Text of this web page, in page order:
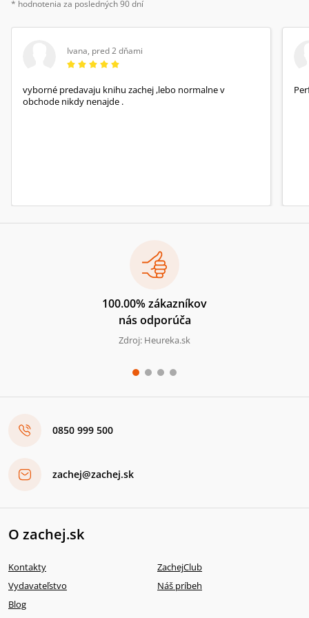
* hodnotenia za posledných 90 dní
Ivana, pred 2 dňami
vyborné predavaju knihu zachej ,lebo normalne v
obchode nikdy nenajde .
100.00% zákazníkov
nás odporúča
Zdroj: Heureka.sk
0850 999 500
zachej@zachej.sk
O zachej.sk
Kontakty
ZachejClub
Vydavateľstvo
Náš príbeh
Blog